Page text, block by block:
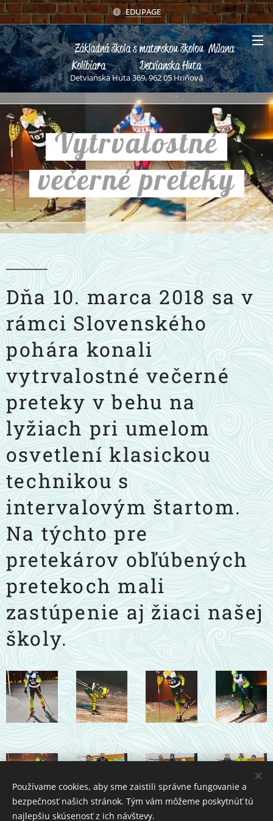
EDUPAGE
Základná škola s materskou školou Milana
Kolibiara Detvianska Huta
Detvianska Huta 369, 962 05 Hriňová
Vytrvalostné
večerné preteky
Dňa 10. marca 2018 sa v
rámci Slovenského
pohára konali
vytrvalostné večerné
preteky v behu na
lyžiach pri umelom
osvetlení klasickou
technikou s
intervalovým štartom.
Na týchto pre
pretekárov obľúbených
pretekoch mali
zastúpenie aj žiaci našej
školy.
Používame cookies, aby sme zaistili správne fungovanie a
bezpečnosť našich stránok. Tým vám môžeme poskytnúť tú
najlepšiu skúsenosť z ich návštevy.